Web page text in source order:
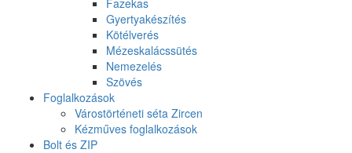
Fazekas
Gyertyakészítés
Kötélverés
Mézeskalácssütés
Nemezelés
Szövés
Foglalkozások
Várostörténeti séta Zircen
Kézműves foglalkozások
Bolt és ZIP